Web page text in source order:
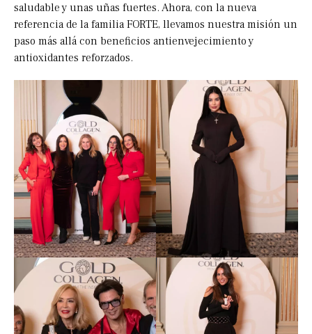
saludable y unas uñas fuertes. Ahora, con la nueva
referencia de la familia FORTE, llevamos nuestra misión un
paso más allá con beneficios antienvejecimiento y
antioxidantes reforzados.